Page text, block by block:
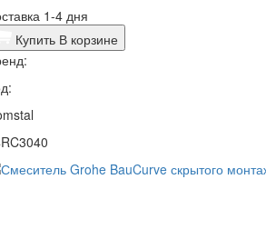
1-4 дня
Купить В корзине